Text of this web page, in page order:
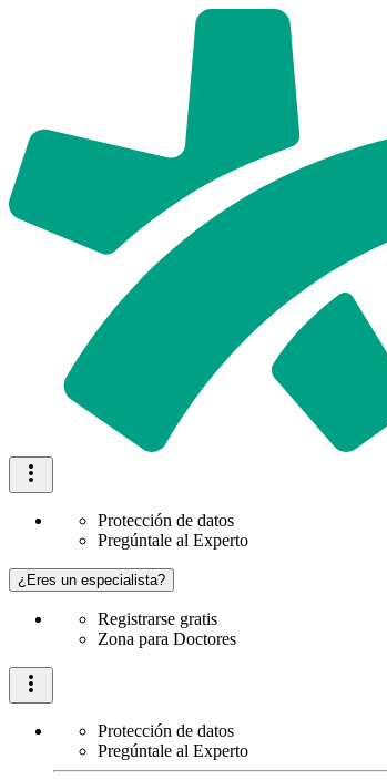
Protección de datos
Pregúntale al Experto
¿Eres un especialista?
Registrarse gratis
Zona para Doctores
Protección de datos
Pregúntale al Experto